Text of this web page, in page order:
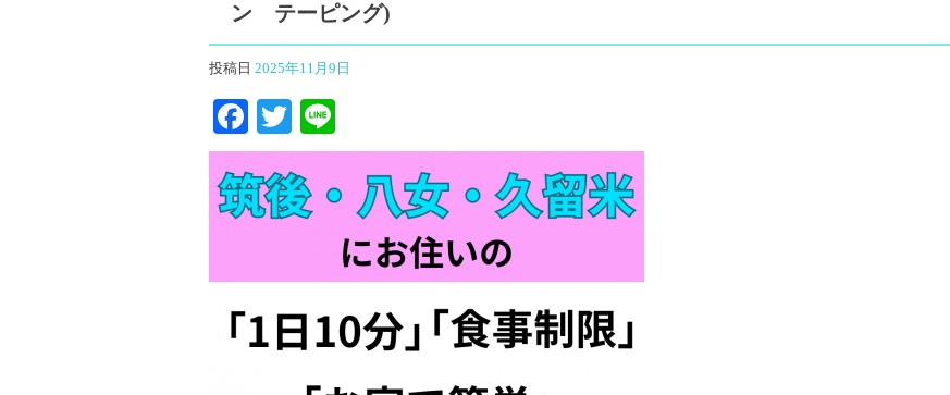
ン テーピング)
投稿日 2025年11月9日
Facebook
Twitter